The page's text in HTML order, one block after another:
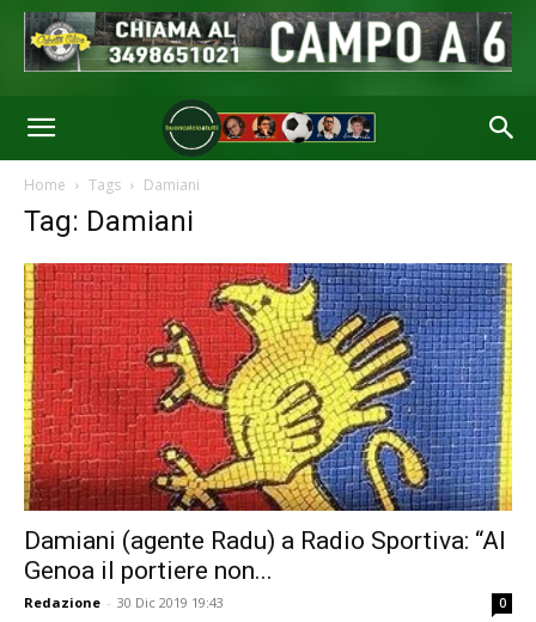
Home Tags Damiani
Tag: Damiani
Damiani (agente Radu) a Radio Sportiva: “Al
Genoa il portiere non...
Redazione - 30 Dic 2019 19:43 0